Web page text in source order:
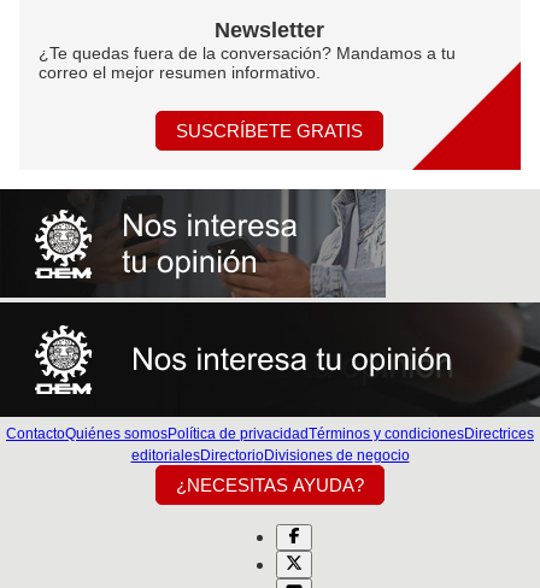
Newsletter
¿Te quedas fuera de la conversación? Mandamos a tu
correo el mejor resumen informativo.
SUSCRÍBETE GRATIS
ContactoQuiénes somosPolítica de privacidadTérminos y condicionesDirectrices
editorialesDirectorioDivisiones de negocio
¿NECESITAS AYUDA?